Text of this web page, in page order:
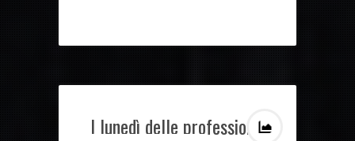
I lunedì delle professioni